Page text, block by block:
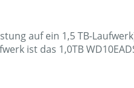
auf ein 1,5 TB-
ist das 1,0TB